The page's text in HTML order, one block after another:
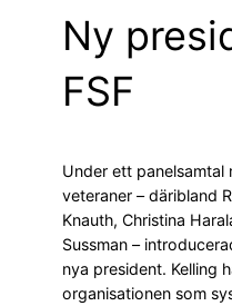
Ny
FSF
Under ett panelsamtal
veteraner – däribland
Knauth, Christina
Sussman –
nya president. Kelling
organisationen som